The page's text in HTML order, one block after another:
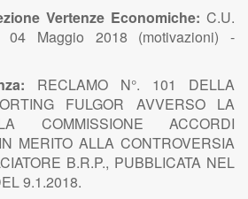
Vertenze Economiche: C.U.
04 Maggio 2018 (motivazioni) -
RECLAMO N°. 101 DELLA
FULGOR AVVERSO LA
COMMISSIONE ACCORDI
MERITO ALLA CONTROVERSIA
B.R.P., PUBBLICATA NEL
9.1.2018.